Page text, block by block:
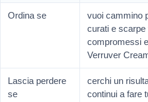
Ordina se
vuoi cammino
curati e
compromessi
Verruver
Lascia perdere
se
cerchi un
continui a fare